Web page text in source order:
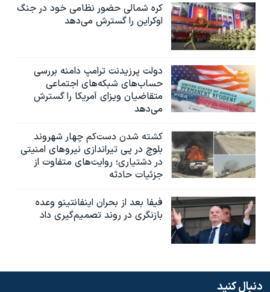
کره شمالی حضور نظامی خود در جنگ
اوکراین را گسترش می‌دهد
دولت پرزیدنت ترامپ دامنه بررسی
حساب‌های شبکه‌های اجتماعی
متقاضیان ویزای آمریکا را گسترش
می‌دهد
کشته شدن دست‌کم چهار شهروند
بلوچ در پی تیراندازی نیروهای امنیتی
در دشتیاری؛ روایت‌های متفاوت از
جزئیات حادثه
فیفا بعد از بحران اینفانتینو وعده
بازنگری در روند تصمیم‌گیری داد
دنبال کنید